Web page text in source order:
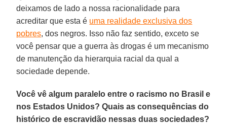
deixamos de lado a nossa racionalidade para
acreditar que esta é uma realidade exclusiva dos
pobres, dos negros. Isso não faz sentido, exceto se
você pensar que a guerra às drogas é um mecanismo
de manutenção da hierarquia racial da qual a
sociedade depende.
Você vê algum paralelo entre o racismo no Brasil e
nos Estados Unidos? Quais as consequências do
histórico de escravidão nessas duas sociedades?